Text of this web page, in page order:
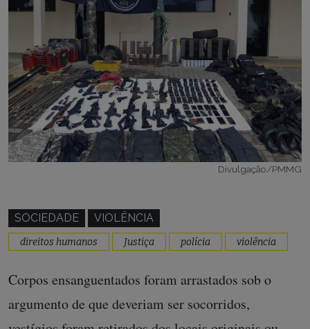
Divulgação/PMMG
SOCIEDADE VIOLÊNCIA
direitos humanos Justiça polícia violência
Corpos ensanguentados foram arrastados sob o
argumento de que deveriam ser socorridos,